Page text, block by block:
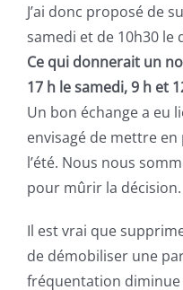
J’ai donc proposé de
samedi et de 10h30 le
Ce qui donnerait un
17 h le samedi, 9 h et
Un bon échange a eu
envisagé de mettre
l’été. Nous nous
pour mûrir la décision.
Il est vrai que
de démobiliser une
fréquentation